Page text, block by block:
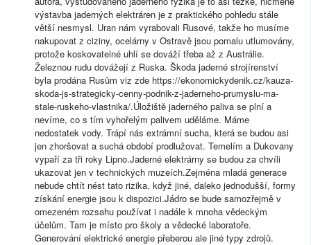
výstavba jaderných elektráren je z praktického pohledu stále
větší nesmysl. Uran nám vyrabovali Rusové, takže ho musíme
nakupovat z ciziny, ocelárny v Ostravě jsou pomalu utlumovány,
protože koskovatelné uhlí se dováží třeba až z Austrálie.
Železnou rudu dovážejí z Ruska. Škoda jaderné strojírenství
byla prodána Rusům viz zde https://ekonomickydenik.cz/kauza-
skoda-js-strategicky-cenny-podnik-z-jaderneho-prumyslu-ma-
stale-ruskeho-vlastnika/.Úložiště jaderného paliva se plní a
nevíme, co s tím vyhořelým palivem uděláme. Máme
nedostatek vody. Trápí nás extrámní sucha, která se budou asi
jen zhoršovat a suchá období prodlužovat. Temelím a Dukovany
vypaří za tři roky Lipno.Jaderné elektrárny se budou za chvíli
ukazovat jen v technických muzeích.Zejména mladá generace
nebude chtít nést tato rizika, když jiné, daleko jednodušší, formy
získání energie jsou k dispozici.Jádro se bude samozřejmě v
omezeném rozsahu používat i nadále k mnoha vědeckým
účelům. Tam je místo pro školy a vědecké laboratoře.
Generování elektrické energie přeberou ale jiné typy zdrojů.